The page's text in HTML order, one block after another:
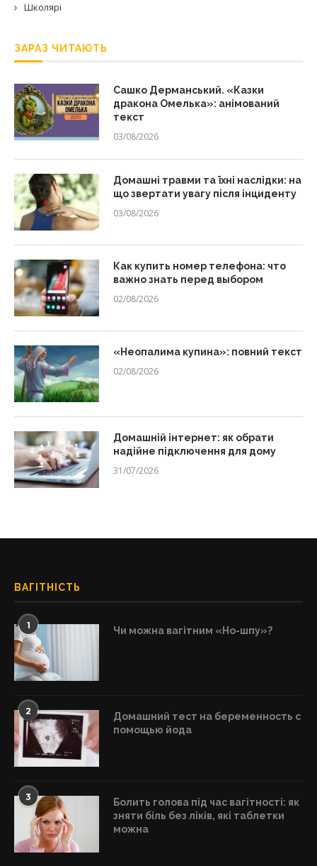
Школярі
ЗАРАЗ ЧИТАЮТЬ
Сашко Дерманський. «Казки
дракона Омелька»: анімований
текст
03/08/2026
Домашні травми та їхні наслідки: на
що звертати увагу після інциденту
03/08/2026
Как купить номер телефона: что
важно знать перед выбором
02/08/2026
«Неопалима купина»: повний текст
02/08/2026
Домашній інтернет: як обрати
надійне підключення для дому
31/07/2026
ВАГІТНІСТЬ
1 Чи можна вагітним «Но-шпу»?
2
Домашний тест на беременность с
помощью йода
3
Болить голова під час вагітності: як
зняти біль без ліків, які таблетки
можна